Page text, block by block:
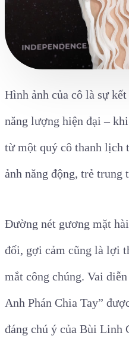
Hình ảnh của cô là sự
năng lượng hiện đại –
từ một quý cô thanh lịch
ảnh năng động, trẻ trung
Đường nét gương mặt
đối, gợi cảm cũng là lợi
mắt công chúng. Vai
Anh Phán Chia Tay”
đáng chú ý của Bùi Linh